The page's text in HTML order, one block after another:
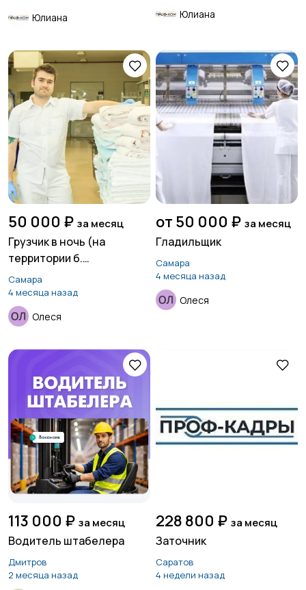
Юлиана Юлиана
50 000 ₽ за месяц
Грузчик в ночь (на
территории б.
Середавина)
Самара
4 месяца назад
Олеся
от 50 000 ₽ за месяц
Гладильщик
Самара
4 месяца назад
Олеся
113 000 ₽ за месяц
Водитель штабелера
Дмитров
2 месяца назад
228 800 ₽ за месяц
Заточник
Саратов
4 недели назад